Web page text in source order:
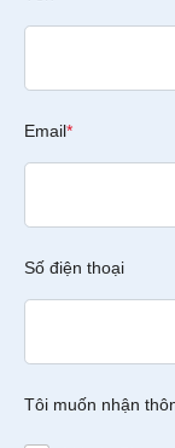
Email*
Số điện thoại
Tôi muốn nhận